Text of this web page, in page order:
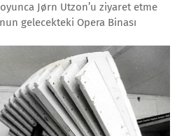
Jørn Utzon’u ziyaret etme
gelecekteki Opera Binası